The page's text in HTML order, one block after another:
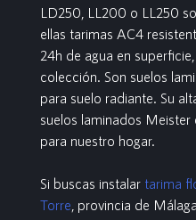
LD250, LL200 o LL250
ellas tarimas AC4
24h de agua en
colección. Son suelos
para suelo radiante. Su
suelos laminados
para nuestro hogar.
Si buscas instalar tarima
Torre , provincia de